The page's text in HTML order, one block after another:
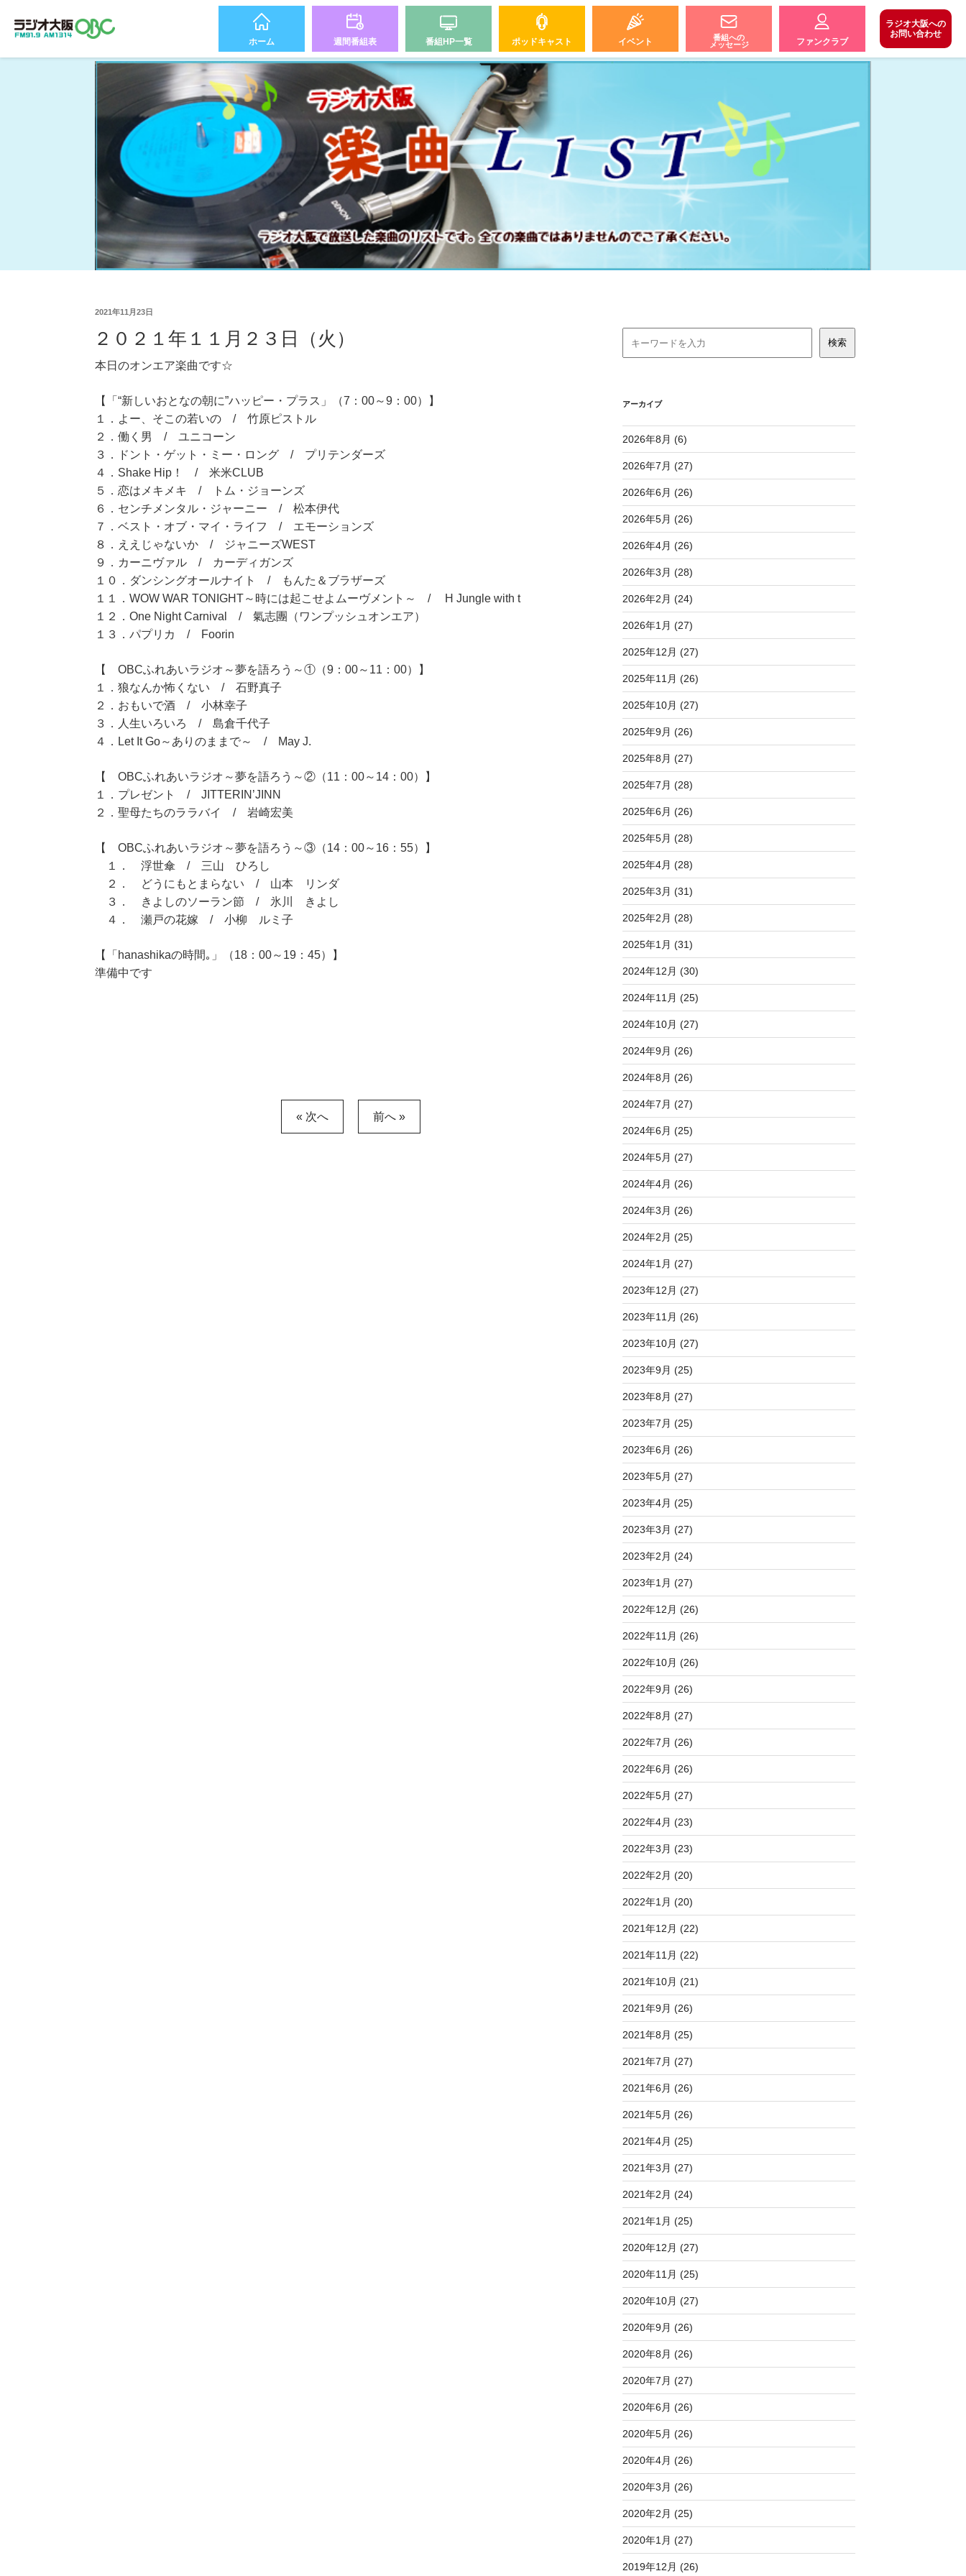
ホーム 週間番組表 番組HP一覧 ポッドキャスト イベント
番組への
メッセージ
ファンクラブ
ラジオ大阪への
お問い合わせ
2021年11月23日
２０２１年１１月２３日（火）
本日のオンエア楽曲です☆
【「“新しいおとなの朝に”ハッピー・プラス」（7：00～9：00）】
１．よー、そこの若いの / 竹原ピストル
２．働く男 / ユニコーン
３．ドント・ゲット・ミー・ロング / プリテンダーズ
４．Shake Hip！ / 米米CLUB
５．恋はメキメキ / トム・ジョーンズ
６．センチメンタル・ジャーニー / 松本伊代
７．ベスト・オブ・マイ・ライフ / エモーションズ
８．ええじゃないか / ジャニーズWEST
９．カーニヴァル / カーディガンズ
１０．ダンシングオールナイト / もんた＆ブラザーズ
１１．WOW WAR TONIGHT～時には起こせよムーヴメント～ / H Jungle with t
１２．One Night Carnival / 氣志團（ワンプッシュオンエア）
１３．パプリカ / Foorin
【 OBCふれあいラジオ～夢を語ろう～①（9：00～11：00）】
１．狼なんか怖くない / 石野真子
２．おもいで酒 / 小林幸子
３．人生いろいろ / 島倉千代子
４．Let It Go～ありのままで～ / May J.
【 OBCふれあいラジオ～夢を語ろう～②（11：00～14：00）】
１．プレゼント / JITTERIN’JINN
２．聖母たちのララバイ / 岩崎宏美
【 OBCふれあいラジオ～夢を語ろう～③（14：00～16：55）】
１． 浮世傘 / 三山 ひろし
２． どうにもとまらない / 山本 リンダ
３． きよしのソーラン節 / 氷川 きよし
４． 瀬戸の花嫁 / 小柳 ルミ子
【「hanashikaの時間｡」（18：00～19：45）】
準備中です
« 次へ 前へ »
アーカイブ
2026年8月 (6)
2026年7月 (27)
2026年6月 (26)
2026年5月 (26)
2026年4月 (26)
2026年3月 (28)
2026年2月 (24)
2026年1月 (27)
2025年12月 (27)
2025年11月 (26)
2025年10月 (27)
2025年9月 (26)
2025年8月 (27)
2025年7月 (28)
2025年6月 (26)
2025年5月 (28)
2025年4月 (28)
2025年3月 (31)
2025年2月 (28)
2025年1月 (31)
2024年12月 (30)
2024年11月 (25)
2024年10月 (27)
2024年9月 (26)
2024年8月 (26)
2024年7月 (27)
2024年6月 (25)
2024年5月 (27)
2024年4月 (26)
2024年3月 (26)
2024年2月 (25)
2024年1月 (27)
2023年12月 (27)
2023年11月 (26)
2023年10月 (27)
2023年9月 (25)
2023年8月 (27)
2023年7月 (25)
2023年6月 (26)
2023年5月 (27)
2023年4月 (25)
2023年3月 (27)
2023年2月 (24)
2023年1月 (27)
2022年12月 (26)
2022年11月 (26)
2022年10月 (26)
2022年9月 (26)
2022年8月 (27)
2022年7月 (26)
2022年6月 (26)
2022年5月 (27)
2022年4月 (23)
2022年3月 (23)
2022年2月 (20)
2022年1月 (20)
2021年12月 (22)
2021年11月 (22)
2021年10月 (21)
2021年9月 (26)
2021年8月 (25)
2021年7月 (27)
2021年6月 (26)
2021年5月 (26)
2021年4月 (25)
2021年3月 (27)
2021年2月 (24)
2021年1月 (25)
2020年12月 (27)
2020年11月 (25)
2020年10月 (27)
2020年9月 (26)
2020年8月 (26)
2020年7月 (27)
2020年6月 (26)
2020年5月 (26)
2020年4月 (26)
2020年3月 (26)
2020年2月 (25)
2020年1月 (27)
2019年12月 (26)